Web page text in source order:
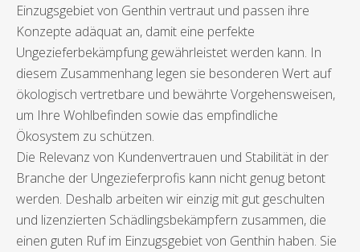
Einzugsgebiet von Genthin vertraut und passen ihre
Konzepte adäquat an, damit eine perfekte
Ungezieferbekämpfung gewährleistet werden kann. In
diesem Zusammenhang legen sie besonderen Wert auf
ökologisch vertretbare und bewährte Vorgehensweisen,
um Ihre Wohlbefinden sowie das empfindliche
Ökosystem zu schützen.
Die Relevanz von Kundenvertrauen und Stabilität in der
Branche der Ungezieferprofis kann nicht genug betont
werden. Deshalb arbeiten wir einzig mit gut geschulten
und lizenzierten Schädlingsbekämpfern zusammen, die
einen guten Ruf im Einzugsgebiet von Genthin haben. Sie